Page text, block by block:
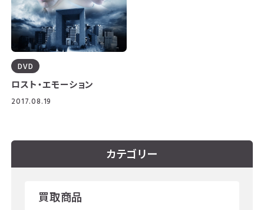
DVD
ロスト・エモーション
2017.08.19
カテゴリー
買取商品